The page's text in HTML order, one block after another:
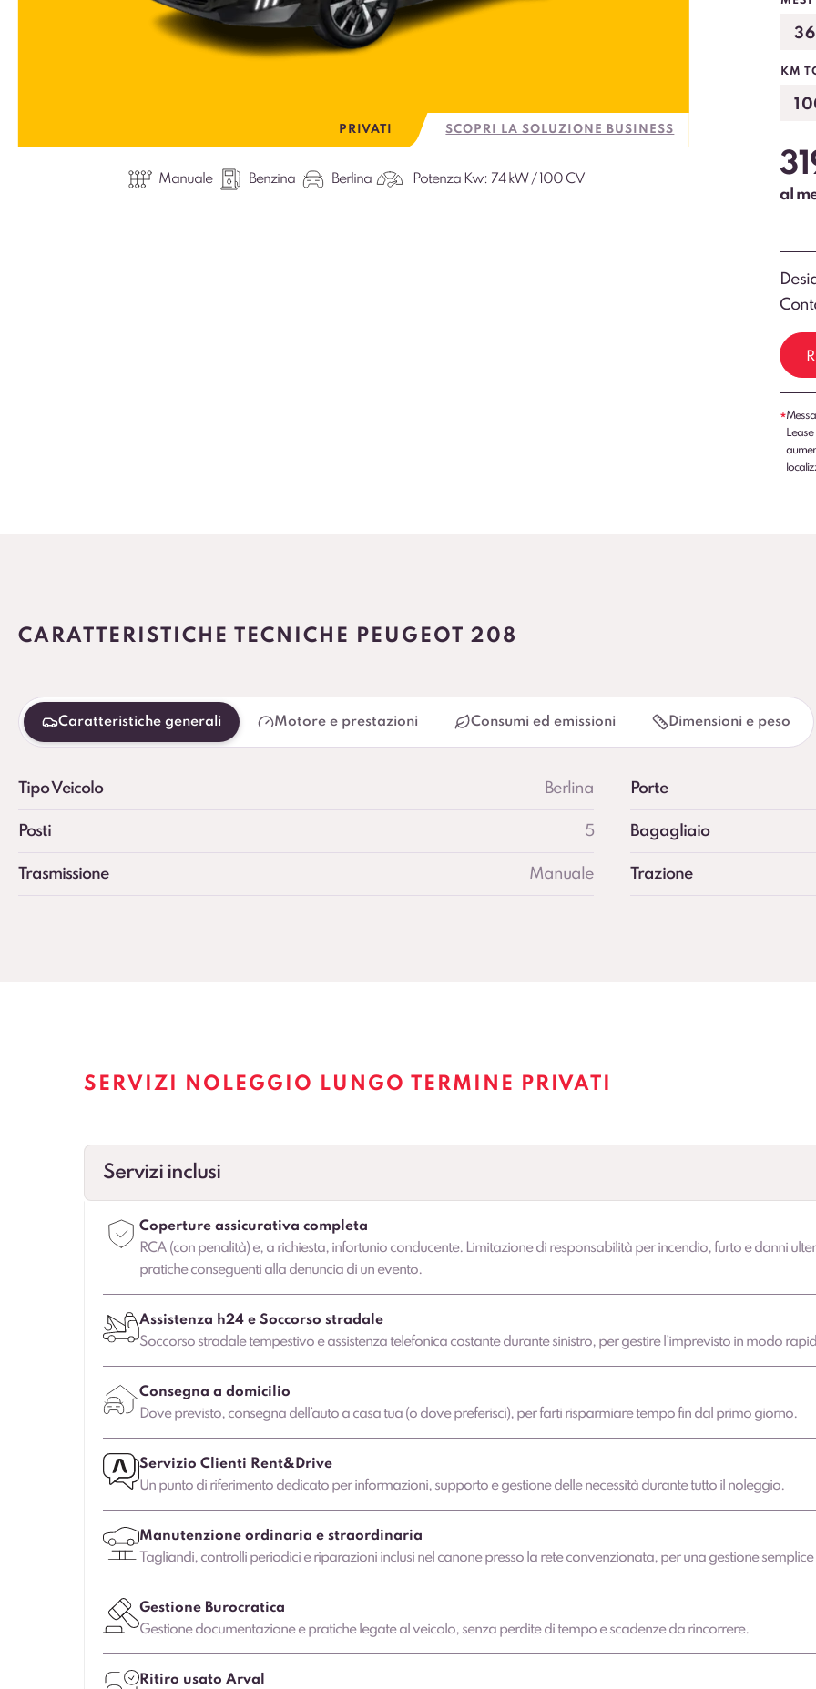
PRIVATI SCOPRI LA SOLUZIONE BUSINESS
Manuale Benzina Berlina Potenza Kw: 74 kW / 100 CV
KM
al
*
CARATTERISTICHE TECNICHE PEUGEOT 208
Caratteristiche generali Motore e prestazioni Consumi ed emissioni Dimensioni e peso
Tipo Veicolo Berlina Porte
Posti 5 Bagagliaio
Trasmissione Manuale Trazione
SERVIZI NOLEGGIO LUNGO TERMINE PRIVATI
Servizi inclusi
Coperture assicurativa completa
RCA (con penalità) e, a richiesta, infortunio conducente. Limitazione di responsabilità per incendio, furto e danni
pratiche conseguenti alla denuncia di un evento.
Assistenza h24 e Soccorso stradale
Soccorso stradale tempestivo e assistenza telefonica costante durante sinistro, per gestire l’imprevisto in modo
Consegna a domicilio
Dove previsto, consegna dell’auto a casa tua (o dove preferisci), per farti risparmiare tempo fin dal primo giorno.
Servizio Clienti Rent&Drive
Un punto di riferimento dedicato per informazioni, supporto e gestione delle necessità durante tutto il noleggio.
Manutenzione ordinaria e straordinaria
Tagliandi, controlli periodici e riparazioni inclusi nel canone presso la rete convenzionata, per una gestione
Gestione Burocratica
Gestione documentazione e pratiche legate al veicolo, senza perdite di tempo e scadenze da rincorrere.
Ritiro usato Arval